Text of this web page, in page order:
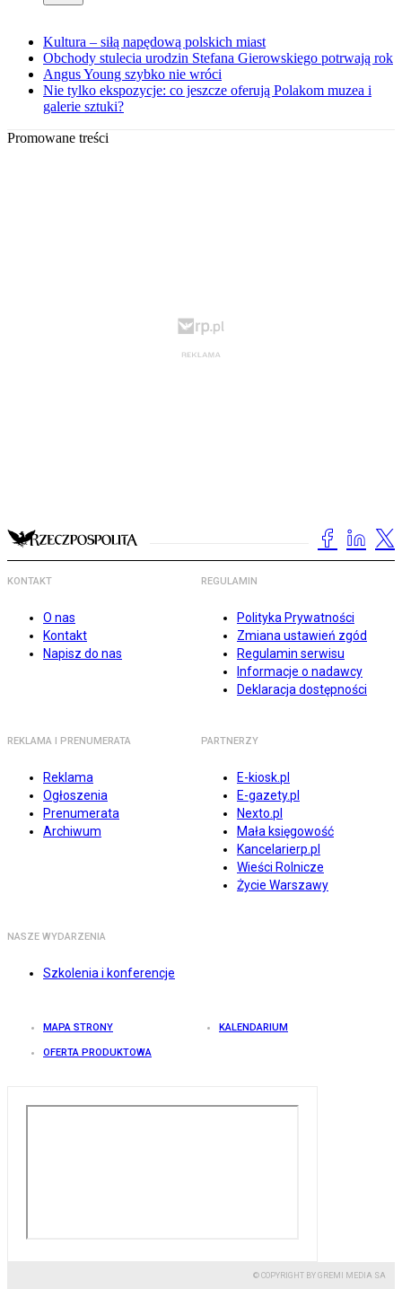
Kultura – siłą napędową polskich miast
Obchody stulecia urodzin Stefana Gierowskiego potrwają rok
Angus Young szybko nie wróci
Nie tylko ekspozycje: co jeszcze oferują Polakom muzea i
galerie sztuki?
Promowane treści
KONTAKT
O nas
Kontakt
Napisz do nas
REGULAMIN
Polityka Prywatności
Zmiana ustawień zgód
Regulamin serwisu
Informacje o nadawcy
Deklaracja dostępności
REKLAMA I PRENUMERATA
Reklama
Ogłoszenia
Prenumerata
Archiwum
PARTNERZY
E-kiosk.pl
E-gazety.pl
Nexto.pl
Mała księgowość
Kancelarierp.pl
Wieści Rolnicze
Życie Warszawy
NASZE WYDARZENIA
Szkolenia i konferencje
MAPA STRONY KALENDARIUM
OFERTA PRODUKTOWA
© COPYRIGHT BY GREMI MEDIA SA